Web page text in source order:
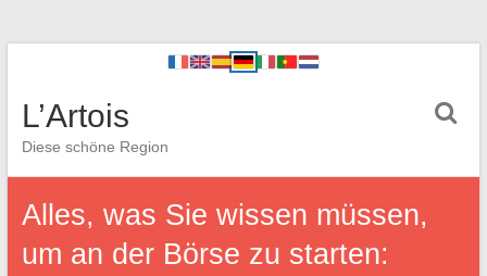
L’Artois
Diese schöne Region
Alles, was Sie wissen müssen,
um an der Börse zu starten: